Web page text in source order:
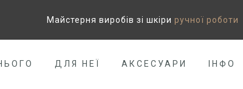
Майстерня виробів зі шкіри ручної роботи
ДЛЯ НЕЇ АКСЕСУАРИ ІНФО